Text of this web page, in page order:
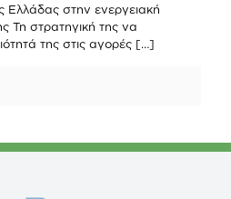
Ελλάδας στην ενεργειακή
Τη στρατηγική της να
της στις αγορές […]